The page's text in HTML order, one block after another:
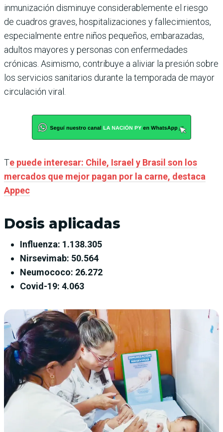
inmunización disminuye considerablemente el riesgo
de cuadros graves, hospitalizaciones y fallecimientos,
especialmente entre niños pequeños, embarazadas,
adultos mayores y personas con enfermedades
crónicas. Asimismo, contribuye a aliviar la presión sobre
los servicios sanitarios durante la temporada de mayor
circulación viral.
Te puede interesar: Chile, Israel y Brasil son los
mercados que mejor pagan por la carne, destaca
Appec
Dosis aplicadas
Influenza: 1.138.305
Nirsevimab: 50.564
Neumococo: 26.272
Covid-19: 4.063